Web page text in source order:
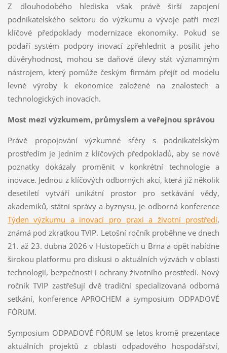
Z dlouhodobého hlediska však právě širší zapojení
podnikatelského sektoru do výzkumu a vývoje patří mezi
klíčové předpoklady modernizace ekonomiky. Pokud se
podaří systém podpory inovací zpřehlednit a posílit jeho
důvěryhodnost, mohou se daňové úlevy stát významným
nástrojem, který pomůže českým firmám přejít od modelu
levné výroby k ekonomice založené na znalostech a
technologických inovacích.
Most mezi výzkumem, průmyslem a veřejnou správou
Právě propojování výzkumné sféry s podnikatelským
prostředím je jedním z klíčových předpokladů, aby se nové
poznatky dokázaly proměnit v konkrétní technologie a
inovace. Jednou z klíčových odborných akcí, která již několik
desetiletí vytváří unikátní prostor pro setkávání vědy,
akademiků, státní správy a byznysu, je odborná konference
Týden výzkumu a inovací pro praxi a životní prostředí,
známá pod zkratkou TVIP. Letošní ročník proběhne ve dnech
21. až 23. dubna 2026 v Hustopečích u Brna a opět nabídne
širokou platformu pro diskusi o aktuálních výzvách v oblasti
technologií, bezpečnosti i ochrany životního prostředí. Nový
ročník TVIP zastřešují dvě tradiční specializovaná odborná
setkání, konference APROCHEM a symposium ODPADOVÉ
FÓRUM.
Symposium ODPADOVÉ FÓRUM se letos kromě prezentace
aktuálních projektů z oblasti odpadového hospodářství,